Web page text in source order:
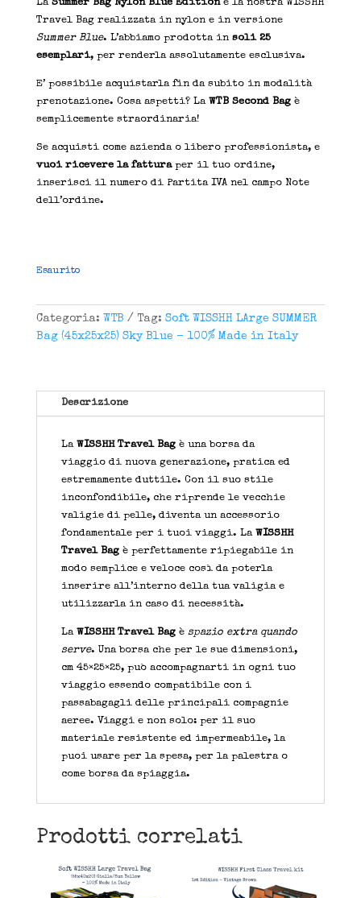
La Summer Bag Nylon Blue Editionè la nostra WISSHH
Travel Bag realizzata in nylon e in versione
Summer Blue. L’abbiamo prodotta in soli 25
esemplari, per renderla assolutamente esclusiva.
E’ possibile acquistarla fin da subito in modalità
prenotazione. Cosa aspetti? La WTB Second Bagè
semplicemente straordinaria!
Se acquisti come azienda o libero professionista, e
vuoi ricevere la fatturaper il tuo ordine,
inserisci il numero di Partita IVA nel campo Note
dell’ordine.
Esaurito
Categoria: WTB Tag: Soft WISSHH LArge SUMMER
Bag (45x25x25) Sky Blue - 100% Made in Italy
Descrizione
La WISSHH Travel Bagè una borsa da
viaggio di nuova generazione, pratica ed
estremamente duttile. Con il suo stile
inconfondibile, che riprende le vecchie
valigie di pelle, diventa un accessorio
fondamentale per i tuoi viaggi. La WISSHH
Travel Bagè perfettamente ripiegabile in
modo semplice e veloce così da poterla
inserire all’interno della tua valigia e
utilizzarla in caso di necessità.
La WISSHH Travel Bagè spazio extra quando
serve. Una borsa che per le sue dimensioni,
cm 45×25×25, può accompagnarti in ogni tuo
viaggio essendo compatibile con i
passabagagli delle principali compagnie
aeree. Viaggi e non solo: per il suo
materiale resistente ed impermeabile, la
puoi usare per la spesa, per la palestra o
come borsa da spiaggia.
Prodotti correlati